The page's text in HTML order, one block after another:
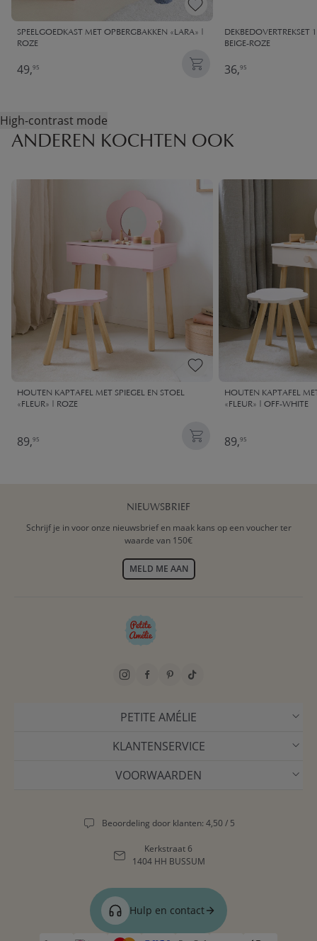
SPEELGOEDKAST MET OPBERGBAKKEN «LARA» |
ROZE
49,95
BEIGE-ROZE
36,95
High-contrast mode
ANDEREN KOCHTEN OOK
HOUTEN KAPTAFEL MET SPIEGEL EN STOEL
«FLEUR» | ROZE
89,95
HOUTEN KAPTAFEL
«FLEUR» | OFF-WHITE
89,95
NIEUWSBRIEF
Schrijf je in voor onze nieuwsbrief en maak kans op een voucher ter
waarde van 150€
MELD ME AAN
PETITE AMÉLIE
KLANTENSERVICE
VOORWAARDEN
Beoordeling door klanten: 4,50 / 5
Kerkstraat 6
1404 HH BUSSUM
Hulp en contact